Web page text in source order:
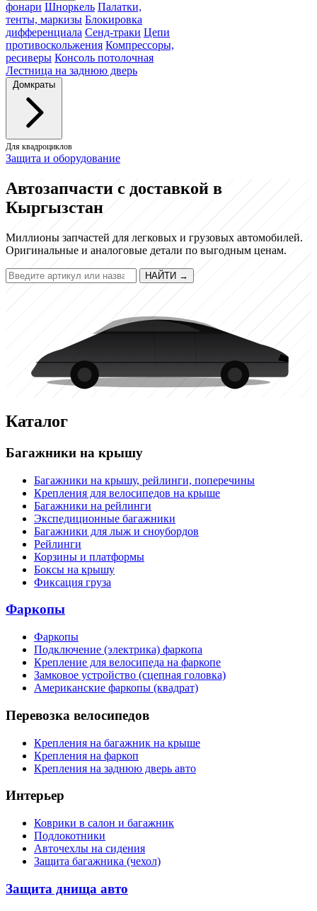
фонари Шноркель Палатки,
тенты, маркизы Блокировка
дифференциала Сенд-траки Цепи
противоскольжения Компрессоры,
ресиверы Консоль потолочная
Лестница на заднюю дверь
Домкраты
Для квадроциклов
Защита и оборудование
Автозапчасти с доставкой в
Кыргызстан
Миллионы запчастей для легковых и грузовых автомобилей.
Оригинальные и аналоговые детали по выгодным ценам.
НАЙТИ →
Каталог
Багажники на крышу
Багажники на крышу, рейлинги, поперечины
Крепления для велосипедов на крыше
Багажники на рейлинги
Экспедиционные багажники
Багажники для лыж и сноубордов
Рейлинги
Корзины и платформы
Боксы на крышу
Фиксация груза
Фаркопы
Фаркопы
Подключение (электрика) фаркопа
Крепление для велосипеда на фаркопе
Замковое устройство (сцепная головка)
Американские фаркопы (квадрат)
Перевозка велосипедов
Крепления на багажник на крыше
Крепления на фаркоп
Крепления на заднюю дверь авто
Интерьер
Коврики в салон и багажник
Подлокотники
Авточехлы на сидения
Защита багажника (чехол)
Защита днища авто